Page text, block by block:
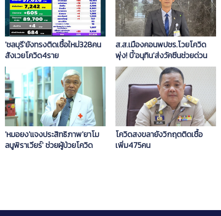
'ชลบุรี'ยังทรงติดเชื้อใหม่328คน
สังเวยโควิด4ราย
ส.ส.เมืองคอนพปชร.โวยโควิด
พุ่ง! บี้'อนุทิน'ส่งวัคซีนช่วยด่วน
'หมอยง'แจงประสิทธิภาพ'ยาโม
ลนูพิราเวียร์' ช่วยผู้ป่วยโควิด
โควิดสงขลายังวิกฤตติดเชื้อ
เพิ่ม475คน